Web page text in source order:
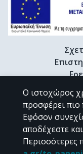
Διδακτορικές
Ο ιστοχώρος
προσφέρει πιο
Εφόσον
αποδέχεστε
Περισσότερες